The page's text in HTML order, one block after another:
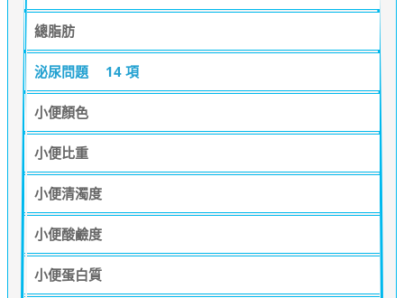
總脂肪
泌尿問題 14 項
小便顏色
小便比重
小便清濁度
小便酸鹼度
小便蛋白質